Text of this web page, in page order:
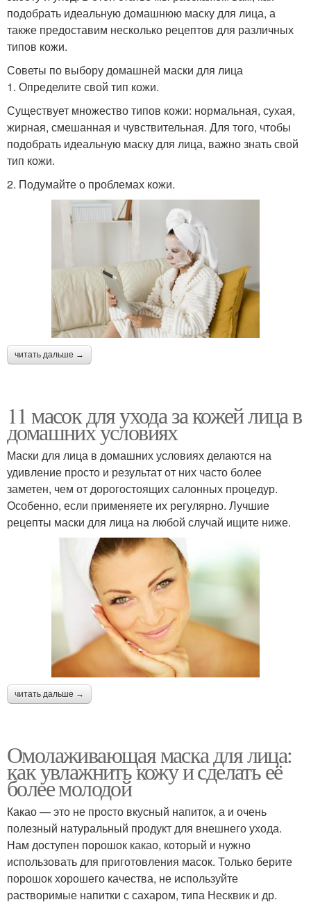
подобрать идеальную домашнюю маску для лица, а
также предоставим несколько рецептов для различных
типов кожи.
Советы по выбору домашней маски для лица
1. Определите свой тип кожи.
Существует множество типов кожи: нормальная, сухая,
жирная, смешанная и чувствительная. Для того, чтобы
подобрать идеальную маску для лица, важно знать свой
тип кожи.
2. Подумайте о проблемах кожи.
читать дальше →
11 масок для ухода за кожей лица в
домашних условиях
Маски для лица в домашних условиях делаются на
удивление просто и результат от них часто более
заметен, чем от дорогостоящих салонных процедур.
Особенно, если применяете их регулярно. Лучшие
рецепты маски для лица на любой случай ищите ниже.
читать дальше →
Омолаживающая маска для лица:
как увлажнить кожу и сделать её
более молодой
Какао — это не просто вкусный напиток, а и очень
полезный натуральный продукт для внешнего ухода.
Нам доступен порошок какао, который и нужно
использовать для приготовления масок. Только берите
порошок хорошего качества, не используйте
растворимые напитки с сахаром, типа Несквик и др.